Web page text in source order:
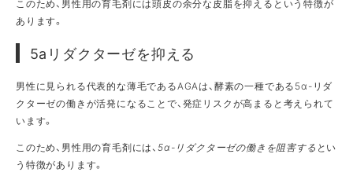
このため、男性用の育毛剤には頭皮の余分な皮脂を抑えるという特徴が
あります。
5aリダクターゼを抑える
男性に見られる代表的な薄毛であるAGAは、酵素の一種である5α-リダ
クターゼの働きが活発になることで、発症リスクが高まると考えられて
います。
このため、男性用の育毛剤には、5α-リダクターゼの働きを阻害する とい
う特徴があります。